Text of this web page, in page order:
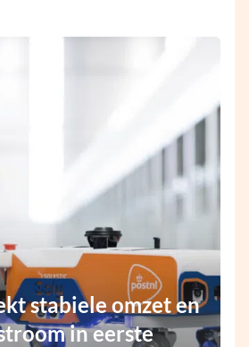
stabiele omzet en
in eerste